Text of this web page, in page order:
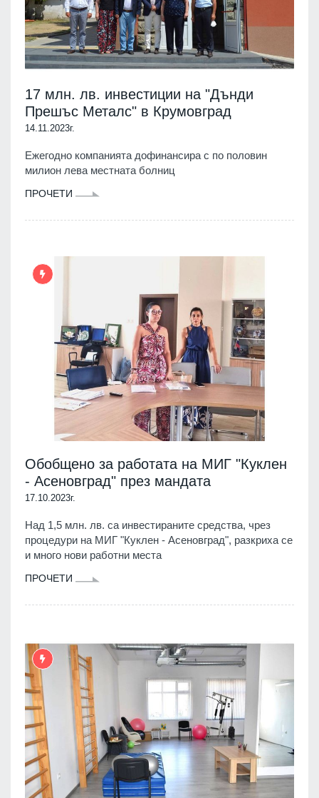
17 млн. лв. инвестиции на "Дънди
Прешъс Металс" в Крумовград
14.11.2023г.
Ежегодно компанията дофинансира с по половин
милион лева местната болниц
ПРОЧЕТИ
Обобщено за работата на МИГ "Куклен
- Асеновград" през мандата
17.10.2023г.
Над 1,5 млн. лв. са инвестираните средства, чрез
процедури на МИГ "Куклен - Асеновград", разкриха се
и много нови работни места
ПРОЧЕТИ